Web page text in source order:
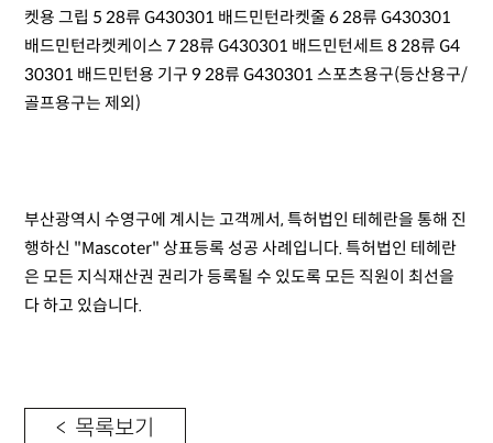
켓용 그립 5 28류 G430301 배드민턴라켓줄 6 28류 G430301
배드민턴라켓케이스 7 28류 G430301 배드민턴세트 8 28류 G4
30301 배드민턴용 기구 9 28류 G430301 스포츠용구(등산용구/
골프용구는 제외)
부산광역시 수영구에 계시는 고객께서, 특허법인 테헤란을 통해 진
행하신​ "Mascoter" 상표등록 성공 사례입니다. 특허법인 테헤란
은 모든 지식재산권 권리가 등록될 수 있도록 모든 직원이 최선을
다 하고 있습니다.
< 목록보기